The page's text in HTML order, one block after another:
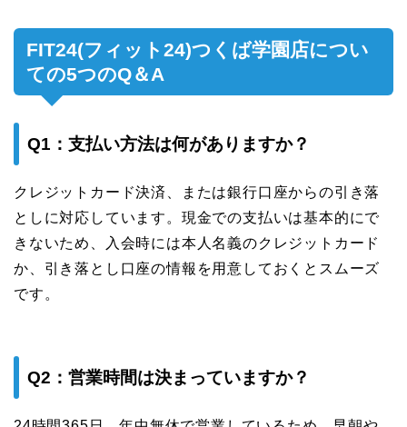
FIT24(フィット24)つくば学園店につい
ての5つのQ＆A
Q1：支払い方法は何がありますか？
クレジットカード決済、または銀行口座からの引き落
としに対応しています。現金での支払いは基本的にで
きないため、入会時には本人名義のクレジットカード
か、引き落とし口座の情報を用意しておくとスムーズ
です。
Q2：営業時間は決まっていますか？